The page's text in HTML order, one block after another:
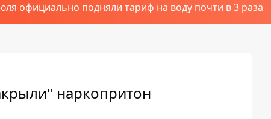
официально подняли тариф на воду почти в 3 раза
наркопритон